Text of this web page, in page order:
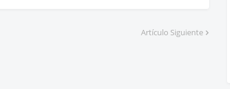
Artículo Siguiente